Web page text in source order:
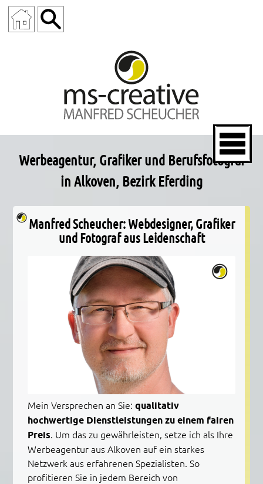
WERBEAGENTUR - www.ms-creative.com
Werbeagentur, Grafiker und Berufsfotograf
in Alkoven, Bezirk Eferding
Manfred Scheucher: Webdesigner, Grafiker
und Fotograf aus Leidenschaft
Mein Versprechen an Sie: qualitativ
hochwertige Dienstleistungen zu einem fairen
Preis. Um das zu gewährleisten, setze ich als Ihre
Werbeagentur aus Alkoven auf ein starkes
Netzwerk aus erfahrenen Spezialisten. So
profitieren Sie in jedem Bereich von